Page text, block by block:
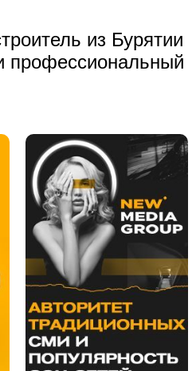
из Бурятии
профессиональный